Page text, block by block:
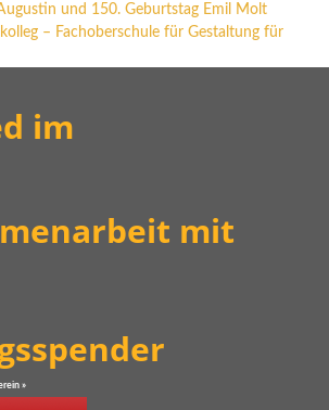
und 150. Geburtstag Emil Molt
– Fachoberschule für Gestaltung für
im
mit
»